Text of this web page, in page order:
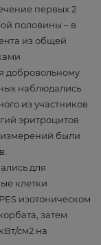
первых 2
половины – в
из общей
добровольному
наблюдались
из участников
эритроцитов
измерений были
для
клетки
изотоническом
затем
см2 на